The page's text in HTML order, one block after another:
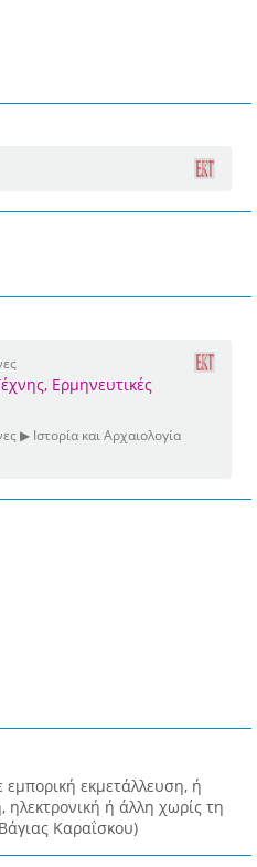
Ερμηνευτικές
▶ Ιστορία και Αρχαιολογία
εκμετάλλευση, ή
ή άλλη χωρίς τη
Καραΐσκου)